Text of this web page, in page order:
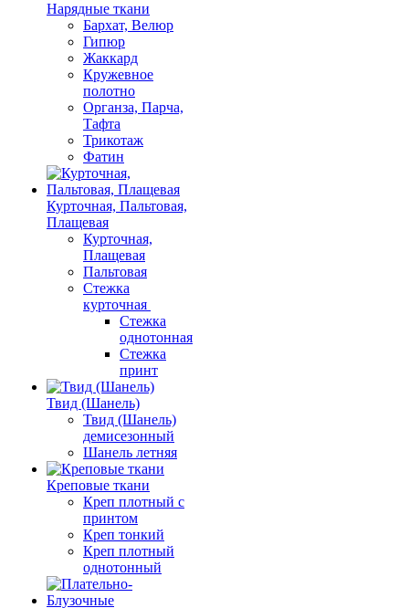
Нарядные ткани
Бархат, Велюр
Гипюр
Жаккард
Кружевное
полотно
Органза, Парча,
Тафта
Трикотаж
Фатин
Курточная, Пальтовая,
Плащевая
Курточная,
Плащевая
Пальтовая
Стежка
курточная
Стежка
однотонная
Стежка
принт
Твид (Шанель)
Твид (Шанель)
демисезонный
Шанель летняя
Креповые ткани
Креп плотный с
принтом
Креп тонкий
Креп плотный
однотонный